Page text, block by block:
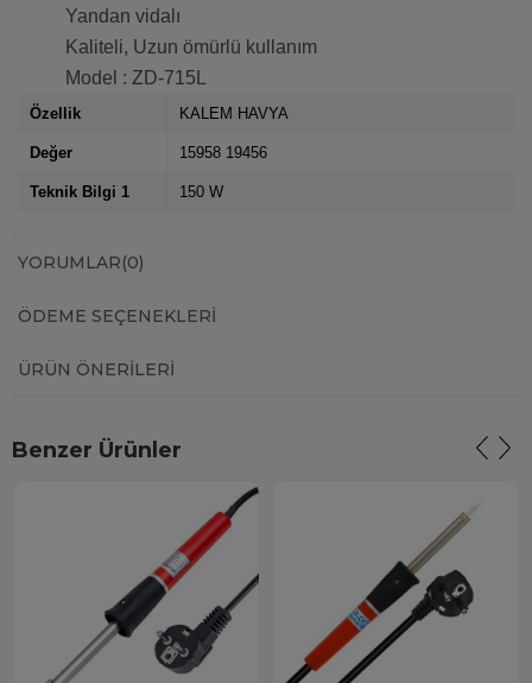
Yandan vidalı
Kaliteli, Uzun ömürlü kullanım
Model : ZD-715L
Özellik KALEM HAVYA
Değer 15958 19456
Teknik Bilgi 1 150 W
YORUMLAR(0)
ÖDEME SEÇENEKLERI
ÜRÜN ÖNERILERI
Benzer Ürünler